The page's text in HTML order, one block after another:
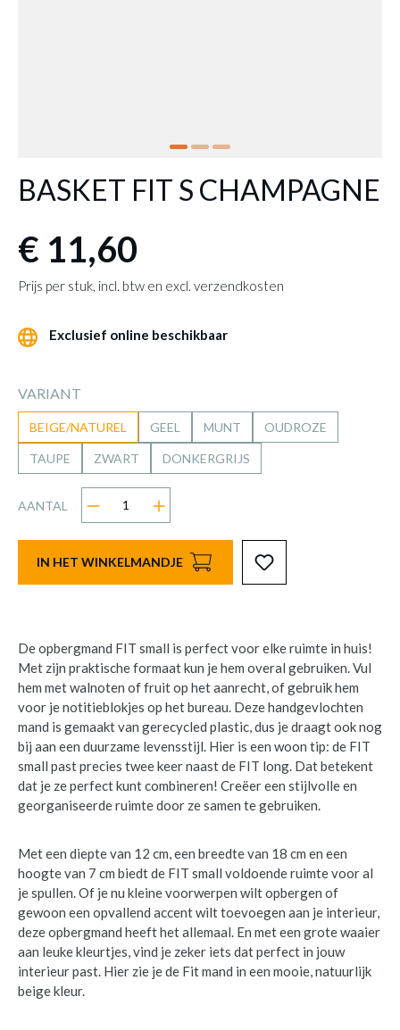
BASKET FIT S CHAMPAGNE
€ 11,60
Prijs per stuk, incl. btw en excl. verzendkosten
Exclusief online beschikbaar
VARIANT
BEIGE/NATUREL GEEL MUNT OUDROZE
TAUPE ZWART DONKERGRIJS
AANTAL
IN HET WINKELMANDJE
De opbergmand FIT small is perfect voor elke ruimte in huis!
Met zijn praktische formaat kun je hem overal gebruiken. Vul
hem met walnoten of fruit op het aanrecht, of gebruik hem
voor je notitieblokjes op het bureau. Deze handgevlochten
mand is gemaakt van gerecycled plastic, dus je draagt ook nog
bij aan een duurzame levensstijl. Hier is een woon tip: de FIT
small past precies twee keer naast de FIT long. Dat betekent
dat je ze perfect kunt combineren! Creëer een stijlvolle en
georganiseerde ruimte door ze samen te gebruiken.
Met een diepte van 12 cm, een breedte van 18 cm en een
hoogte van 7 cm biedt de FIT small voldoende ruimte voor al
je spullen. Of je nu kleine voorwerpen wilt opbergen of
gewoon een opvallend accent wilt toevoegen aan je interieur,
deze opbergmand heeft het allemaal. En met een grote waaier
aan leuke kleurtjes, vind je zeker iets dat perfect in jouw
interieur past. Hier zie je de Fit mand in een mooie, natuurlijk
beige kleur.